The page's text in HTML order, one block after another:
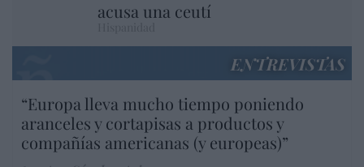
acusa una ceutí
ENTREVISTAS
“Europa lleva mucho tiempo poniendo
aranceles y cortapisas a productos y
compañías americanas (y europeas)”